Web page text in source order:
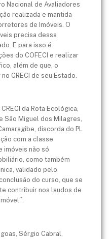
Nacional de Avaliadores
realizada e mantida
de Imóveis. O
precisa dessa
E para isso é
do COFECI e realizar
além de que, o
CRECI de seu Estado.
da Rota Ecológica,
São Miguel dos Milagres,
discorda do PL
com a classe
imóveis não só
como também
validado pelo
do curso, que se
contribuir nos laudos de
Sérgio Cabral,